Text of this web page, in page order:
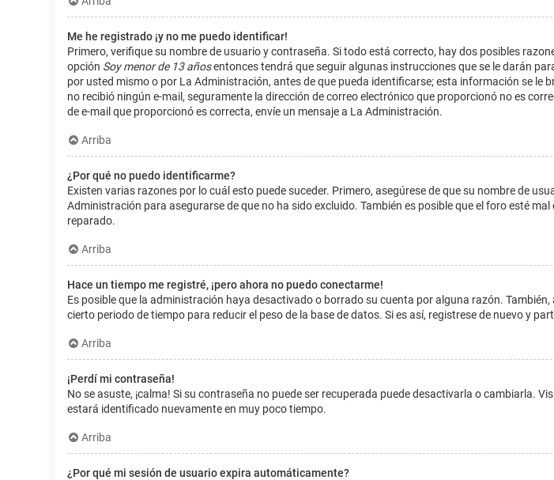
Me he registrado ¡y no me puedo identificar!
Primero, verifique su nombre de usuario y contraseña. Si todo está correcto, hay dos posibles
opción Soy menor de 13 añosentonces tendrá que seguir algunas instrucciones que se le darán
por usted mismo o por La Administración, antes de que pueda identificarse; esta información se le
no recibió ningún e-mail, seguramente la dirección de correo electrónico que proporcionó no es
de e-mail que proporcionó es correcta, envíe un mensaje a La Administración.
Arriba
¿Por qué no puedo identificarme?
Existen varias razones por lo cuál esto puede suceder. Primero, asegúrese de que su nombre de
Administración para asegurarse de que no ha sido excluido. También es posible que el foro esté
reparado.
Arriba
Hace un tiempo me registré, ¡pero ahora no puedo conectarme!
Es posible que la administración haya desactivado o borrado su cuenta por alguna razón.
cierto periodo de tiempo para reducir el peso de la base de datos. Si es así, registrese de nuevo y
Arriba
¡Perdí mi contraseña!
No se asuste, ¡calma! Si su contraseña no puede ser recuperada puede desactivarla o cambiarla.
estará identificado nuevamente en muy poco tiempo.
Arriba
¿Por qué mi sesión de usuario expira automáticamente?